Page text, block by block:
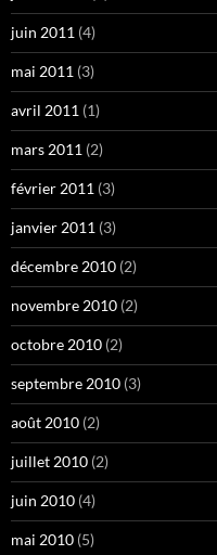
juin 2011 (4)
mai 2011 (3)
avril 2011 (1)
mars 2011 (2)
février 2011 (3)
janvier 2011 (3)
décembre 2010 (2)
novembre 2010 (2)
octobre 2010 (2)
septembre 2010 (3)
août 2010 (2)
juillet 2010 (2)
juin 2010 (4)
mai 2010 (5)